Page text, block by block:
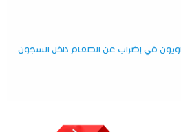
في إضراب عن الطعام داخل السجون